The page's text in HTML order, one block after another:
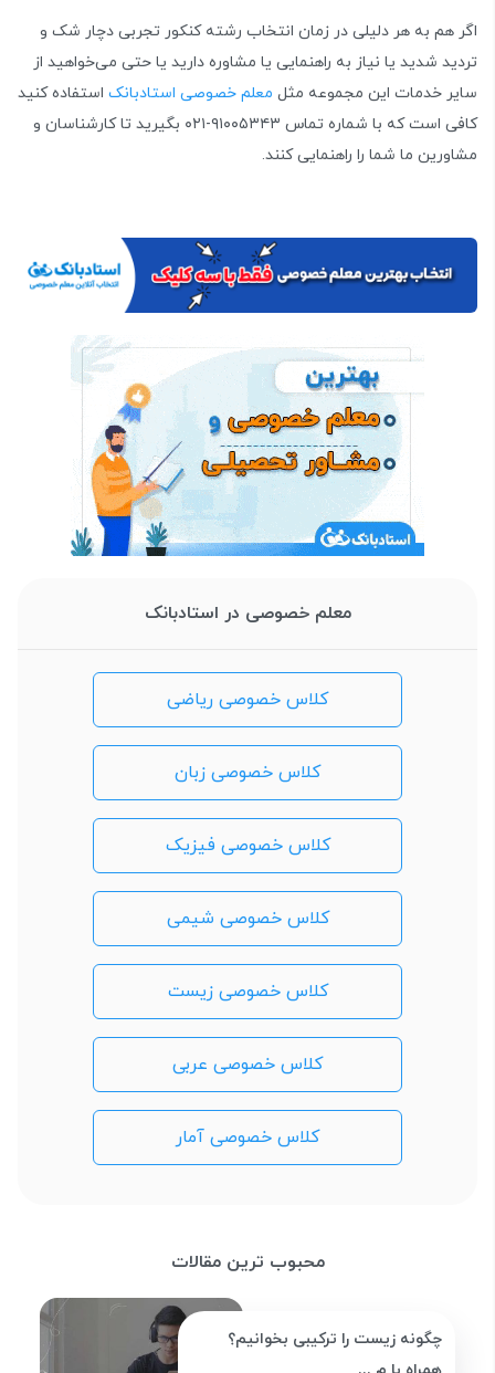
اگر هم به هر دلیلی در زمان انتخاب رشته کنکور تجربی دچار شک و
تردید شدید یا نیاز به راهنمایی یا مشاوره دارید یا حتی ‌می‌خواهید از
سایر خدمات این مجموعه مثل معلم خصوصی استادبانک استفاده کنید
کافی‌ است که با شماره تماس ۹۱۰۰۵۳۴۳-۰۲۱ بگیرید تا کارشناسان و
مشاورین ما شما را راهنمایی کنند.
معلم خصوصی در استادبانک
کلاس خصوصی ریاضی
کلاس خصوصی زبان
کلاس خصوصی فیزیک
کلاس خصوصی شیمی
کلاس خصوصی زیست
کلاس خصوصی عربی
کلاس خصوصی آمار
محبوب ترین مقالات
چگونه زیست را ترکیبی بخوانیم؟